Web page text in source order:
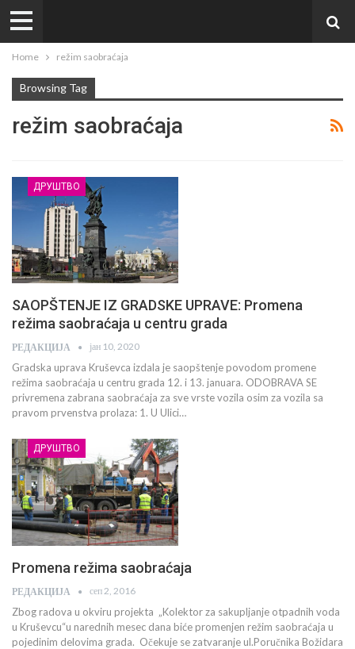
Home režim saobraćaja
Browsing Tag
režim saobraćaja
ДРУШТВО
SAOPŠTENJE IZ GRADSKE UPRAVE: Promena
režima saobraćaja u centru grada
РЕДАКЦИЈА јан 10, 2020
Gradska uprava Kruševca izdala je saopštenje povodom promene
režima saobraćaja u centru grada 12. i 13. januara. ODOBRAVA SE
privremena zabrana saobraćaja za sve vrste vozila osim za vozila sa
pravom prvenstva prolaza: 1. U Ulici…
ДРУШТВО
Promena režima saobraćaja
РЕДАКЦИЈА сеп 2, 2016
Zbog radova u okviru projekta „Kolektor za sakupljanje otpadnih voda
u Kruševcu“u narednih mesec dana biće promenjen režim saobraćaja u
pojedinim delovima grada. Očekuje se zatvaranje ul.Poručnika Božidara